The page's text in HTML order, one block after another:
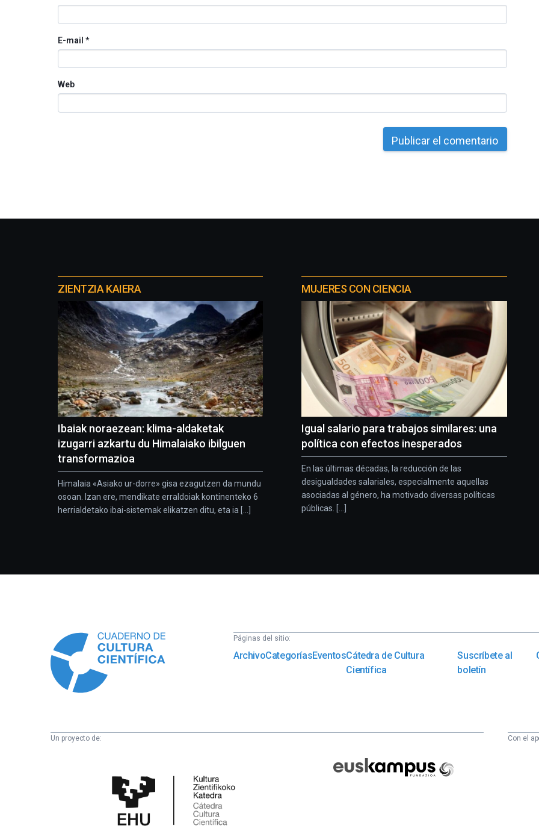
E-mail *
Web
proyectos
ZIENTZIA KAIERA
Ibaiak noraezean: klima-aldaketak
izugarri azkartu du Himalaiako ibilguen
transformazioa
Himalaia «Asiako ur-dorre» gisa ezagutzen da mundu
osoan. Izan ere, mendikate erraldoiak kontinenteko 6
herrialdetako ibai-sistemak elikatzen ditu, eta ia [...]
MUJERES CON CIENCIA
Igual salario para trabajos similares: una
política con efectos inesperados
En las últimas décadas, la reducción de las
desigualdades salariales, especialmente aquellas
asociadas al género, ha motivado diversas políticas
públicas. [...]
Páginas del sitio:
ArchivoCategoríasEventosCátedra de Cultura
Científica
Suscríbete al
boletín
Un proyecto de:
Científica
Fundazioa
Con el